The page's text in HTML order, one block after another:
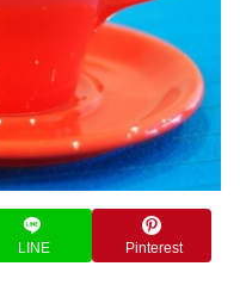
LINE Pinterest